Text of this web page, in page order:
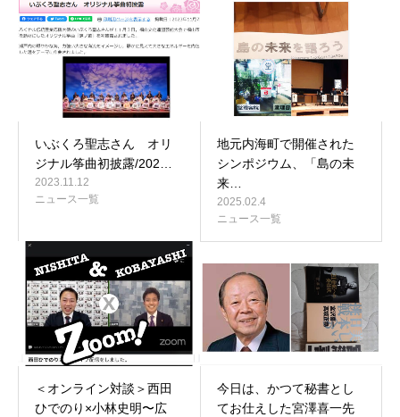
いぶくろ聖志さん オリ
ジナル筝曲初披露/202…
2023.11.12
ニュース一覧
地元内海町で開催された
シンポジウム、「島の未
来…
2025.02.4
ニュース一覧
＜オンライン対談＞西田
ひでのり×小林史明〜広
今日は、かつて秘書とし
てお仕えした宮澤喜一先